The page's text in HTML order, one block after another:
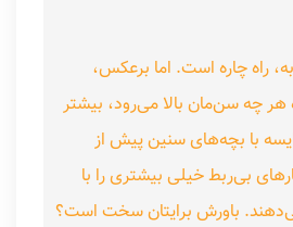
راه چاره است. اما برعکس،
چه سن‌مان بالا می‌رود، بیشتر
با بچه‌های سنین پیش از
بی‌ربط خیلی بیشتری را با
باورش برایتان سخت است؟